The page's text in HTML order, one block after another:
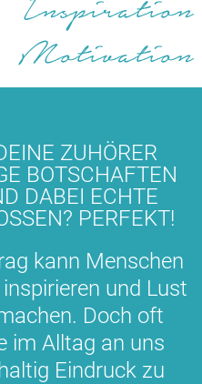
Inspiration
Motivation
ZUHÖRER
BOTSCHAFTEN
DABEI ECHTE
PERFEKT!
kann Menschen
und Lust
Doch oft
im Alltag an uns
Eindruck zu